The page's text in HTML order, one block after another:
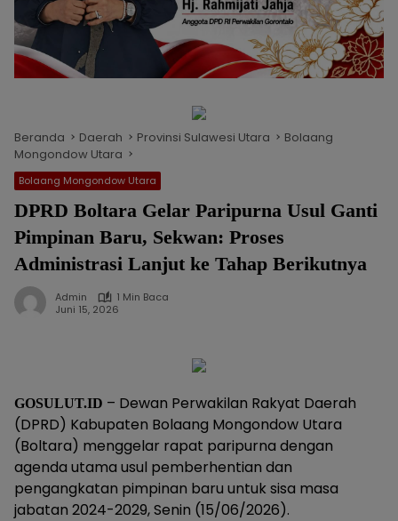
Beranda Daerah Provinsi Sulawesi Utara
Bolaang
Mongondow Utara
Bolaang Mongondow Utara
DPRD Boltara Gelar Paripurna Usul Ganti
Pimpinan Baru, Sekwan: Proses
Administrasi Lanjut ke Tahap Berikutnya
Admin
1 Min Baca
Juni 15, 2026
GOSULUT.ID – Dewan Perwakilan Rakyat Daerah
(DPRD) Kabupaten Bolaang Mongondow Utara
(Boltara) menggelar rapat paripurna dengan
agenda utama usul pemberhentian dan
pengangkatan pimpinan baru untuk sisa masa
jabatan 2024-2029, Senin (15/06/2026).